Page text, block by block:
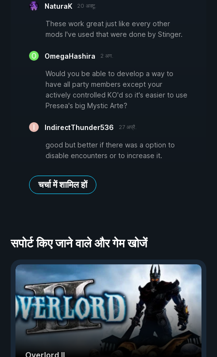
NaturaK 20 अक्टू.
These work great just like every other
mods I've used that were done by Stinger.
OmegaHashira 2 अग.
Would you be able to develop a way to
have all party members except your
actively controlled KO'd so it's easier to use
Presea's big Mystic Arte?
IndirectThunder536 27 अप्रै.
good but better if there was a option to
disable encounters or to increase it.
चर्चा में शामिल हों
सपोर्ट किए जाने वाले और गेम खोजें